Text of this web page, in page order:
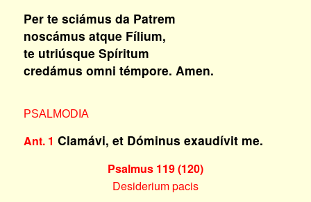
Per te sciámus da Patrem
noscámus atque Fílium,
te utriúsque Spíritum
credámus omni témpore. Amen.
PSALMODIA
Ant. 1 Clamávi, et Dóminus exaudívit me.
Psalmus 119 (120)
Desiderium pacis